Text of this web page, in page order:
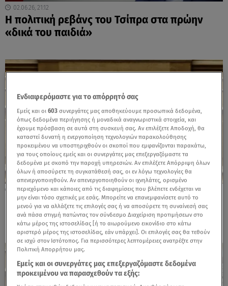
02.06.26, 21:12
Η πολιτική ρεβάνς του Τσίπρα στα πρώην
«δικά του παιδιά»
14.10.25, 18:38
Νίκη Κεραμέως: Τι απάντησε για την
ίδρυση Νομική Σχολής στην Πάτρα
Ενδιαφερόμαστε για το απόρρητό σας
Εμείς και οι603 συνεργάτες μας αποθηκεύουμε προσωπικά δεδομένα,
όπως δεδομένα περιήγησης ή μοναδικά αναγνωριστικά στοιχεία, και
έχουμε πρόσβαση σε αυτά στη συσκευή σας. Αν επιλέξετε Αποδοχή, θα
καταστεί δυνατή η ενεργοποίηση τεχνολογιών παρακολούθησης
προκειμένου να υποστηριχθούν οι σκοποί που εμφανίζονται παρακάτω,
για τους οποίους εμείς και οι συνεργάτες μας επεξεργαζόμαστε τα
δεδομένα με σκοπό την παροχή υπηρεσιών. Αν επιλέξετε Απόρριψη όλων
όλων ή αποσύρετε τη συγκατάθεσή σας, οι εν λόγω τεχνολογίες θα
απενεργοποιηθούν. Αν απενεργοποιηθούν οι ιχνηλάτες, ορισμένο
περιεχόμενο και κάποιες από τις διαφημίσεις που βλέπετε ενδέχεται να
μην είναι τόσο σχετικές με εσάς. Μπορείτε να επανεμφανίσετε αυτό το
μενού για να αλλάξετε τις επιλογές σας ή να αποσύρετε τη συναίνεσή σας
ανά πάσα στιγμή πατώντας τον σύνδεσμο Διαχείριση προτιμήσεων στο
κάτω μέρος της ιστοσελίδας [ή το αιωρούμενο εικονίδιο στο κάτω
αριστερό μέρος της ιστοσελίδας, εάν υπάρχει]. Οι επιλογές σας θα τεθούν
σε ισχύ στον Ιστότοπος. Για περισσότερες λεπτομέρειες ανατρέξτε στην
Πολιτική Απορρήτου μας.
Εμείς και οι συνεργάτες μας επεξεργαζόμαστε δεδομένα
προκειμένου να παρασχεθούν τα εξής: